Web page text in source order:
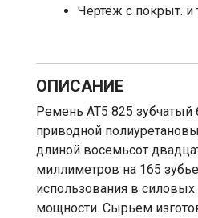
Чертёж с покрыт. и
ОПИСАНИЕ
Ремень АТ5 825 зубчатый
приводной
длиной восемьсот
миллиметров на 165
использования в
мощности. Сырьем